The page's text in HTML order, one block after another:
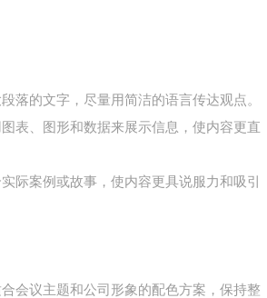
段落的文字，尽量用简洁的语言传达观点。
图表、图形和数据来展示信息，使内容更直
实际案例或故事，使内容更具说服力和吸引
合会议主题和公司形象的配色方案，保持整